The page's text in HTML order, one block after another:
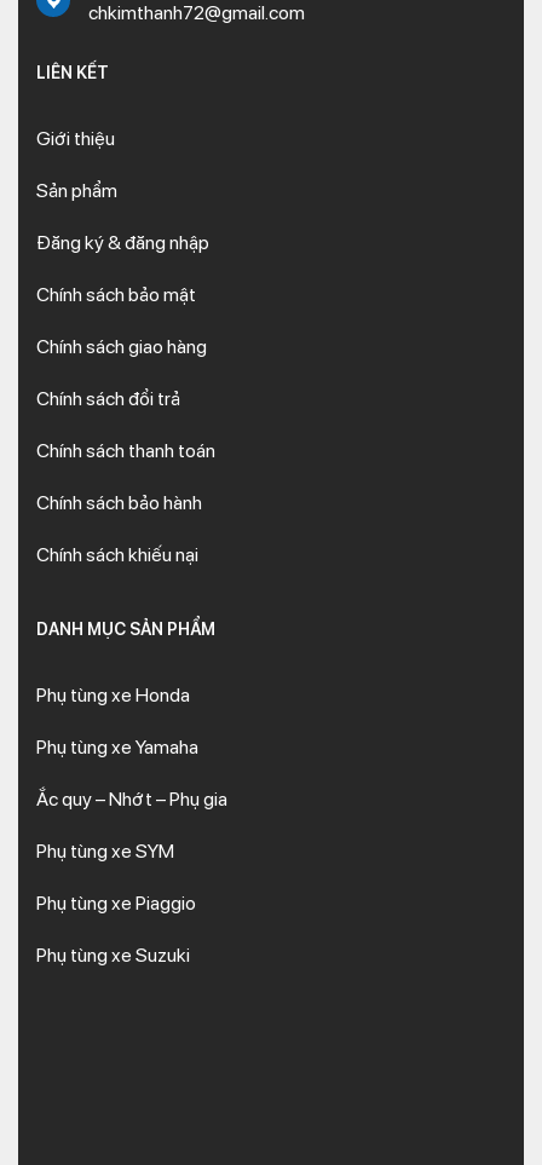
chkimthanh72@gmail.com
LIÊN KẾT
Giới thiệu
Sản phẩm
Đăng ký & đăng nhập
Chính sách bảo mật
Chính sách giao hàng
Chính sách đổi trả
Chính sách thanh toán
Chính sách bảo hành
Chính sách khiếu nại
DANH MỤC SẢN PHẨM
Phụ tùng xe Honda
Phụ tùng xe Yamaha
Ắc quy – Nhớt – Phụ gia
Phụ tùng xe SYM
Phụ tùng xe Piaggio
Phụ tùng xe Suzuki